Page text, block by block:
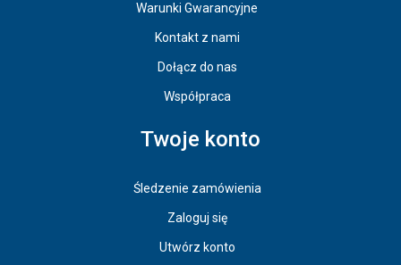
Warunki Gwarancyjne
Kontakt z nami
Dołącz do nas
Współpraca
Twoje konto
Śledzenie zamówienia
Zaloguj się
Utwórz konto